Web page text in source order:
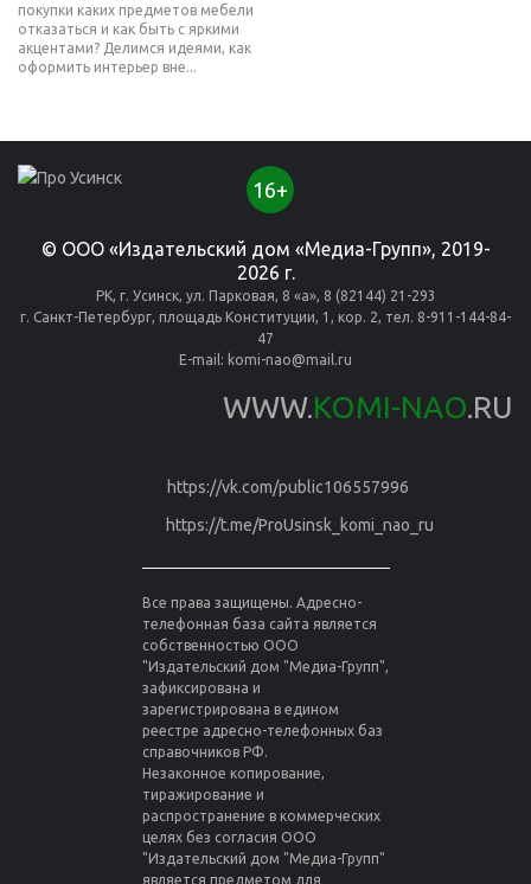
покупки каких предметов мебели
отказаться и как быть с яркими
акцентами? Делимся идеями, как
оформить интерьер вне...
16+
© ООО «Издательский дом «Медиа-Групп», 2019-
2026 г.
РК, г. Усинск, ул. Парковая, 8 «а», 8 (82144) 21-293
г. Санкт-Петербург, площадь Конституции, 1, кор. 2, тел. 8-911-144-84-
47
E-mail: komi-nao@mail.ru
WWW.KOMI-NAO.RU
https://vk.com/public106557996
https://t.me/ProUsinsk_komi_nao_ru
Все права защищены. Адресно-
телефонная база сайта является
собственностью ООО
"Издательский дом "Медиа-Групп",
зафиксирована и
зарегистрирована в едином
реестре адресно-телефонных баз
справочников РФ.
Незаконное копирование,
тиражирование и
распространение в коммерческих
целях без согласия ООО
"Издательский дом "Медиа-Групп"
является предметом для